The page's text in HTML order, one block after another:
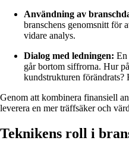
Användning av
branschens genomsnitt för
vidare analys.
Dialog med ledningen: En
går bortom siffrorna. Hur
kundstrukturen förändrats?
Genom att kombinera finansiell
leverera en mer träffsäker och
Teknikens roll i